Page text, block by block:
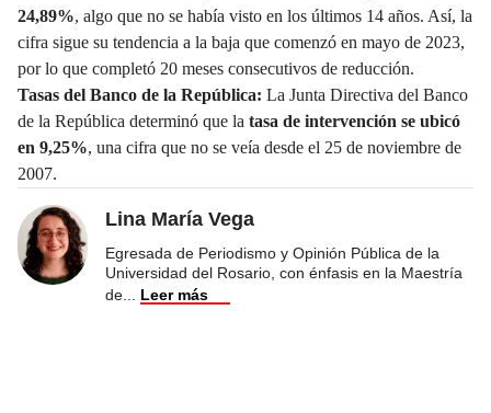
24,89%, algo que no se había visto en los últimos 14 años. Así, la
cifra sigue su tendencia a la baja que comenzó en mayo de 2023,
por lo que completó 20 meses consecutivos de reducción.
Tasas del Banco de la República: La Junta Directiva del Banco
de la República determinó que la tasa de intervención se ubicó
en 9,25%, una cifra que no se veía desde el 25 de noviembre de
2007.
Lina María Vega
Egresada de Periodismo y Opinión Pública de la
Universidad del Rosario, con énfasis en la Maestría
de
Leer más